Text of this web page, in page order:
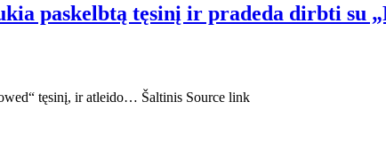
paskelbtą tęsinį ir pradeda dirbti su
tęsinį, ir atleido… Šaltinis Source link